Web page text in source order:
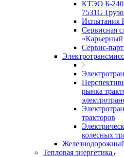
КТЭО Б-240
7531G
Испытания
Сервисная
«Карьерный
Сервис-
рынка
тракторов
колесных
Тепловая энергетика